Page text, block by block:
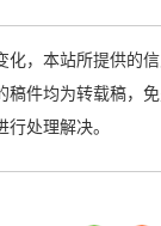
化，本站所提供的
稿件均为转载稿
处理解决。